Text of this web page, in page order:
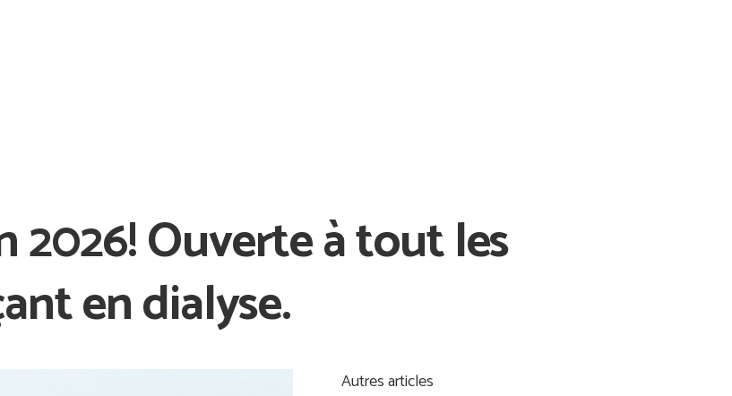
2026! Ouverte à tout les
en dialyse.
Autres articles